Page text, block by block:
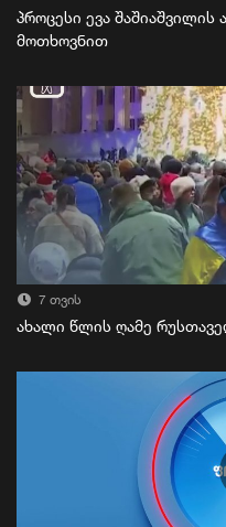
პროცესი ევა
მოთხოვნით
7 თვის
ახალი წლის ღამე